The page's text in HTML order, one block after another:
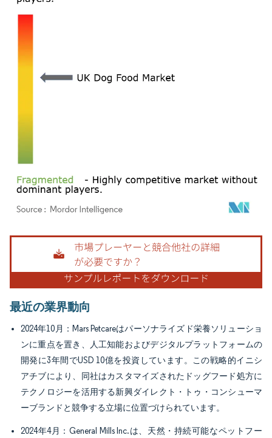
画像 © Mordor Intelligence。再利用にはCC BY 4.0の表示が必要です。
最近の業界動向
2024年10月：Mars Petcareはパーソナライズド栄養ソリューショ
ンに重点を置き、人工知能およびデジタルプラットフォームの
開発に3年間でUSD 10億を投資しています。この戦略的イニシ
アチブにより、同社はカスタマイズされたドッグフード処方に
テクノロジーを活用する新興ダイレクト・トゥ・コンシューマ
ーブランドと競争する立場に位置づけられています。
2024年4月：General Mills Inc.は、天然・持続可能なペットフー